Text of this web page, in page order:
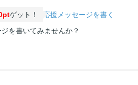
ゲット！
応援メッセージを書く
を書いてみませんか？